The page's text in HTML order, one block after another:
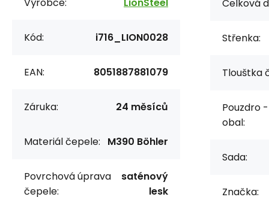
Kód: i716_LION0028
EAN: 8051887881079
Záruka: 24 měsíců
Materiál čepele: M390 Böhler
Povrchová úprava
čepele:
saténový
lesk
Celková
Střenka:
Tlouštka
Pouzdro -
obal:
Sada:
Značka: